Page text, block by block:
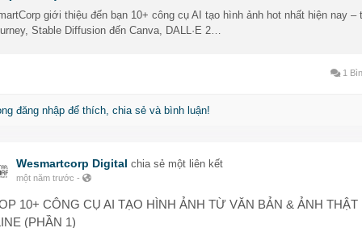
ngay bài viết chi tiết tại đây để tìm ra công cụ phù hợp nhất với
tao-anh-tu-text-hinh-anh-online-moi-nhat-phan-1/
giới thiệu đến bạn 10+ công cụ AI tạo hình ảnh hot nhất hiện nay –
Stable Diffusion đến Canva, DALL·E 2…
1
đăng nhập để thích, chia sẻ và bình luận!
Wesmartcorp Digital chia sẻ một liên kết
một năm trước -
10+ CÔNG CỤ AI TẠO HÌNH ẢNH TỪ VĂN BẢN & ẢNH THẬT
(PHẦN 1)